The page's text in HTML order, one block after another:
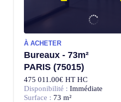
À ACHETER
Bureaux - 73m²
PARIS (75015)
475 011.00€ HT HC
Disponibilité : Immédiate
Surface : 73 m²